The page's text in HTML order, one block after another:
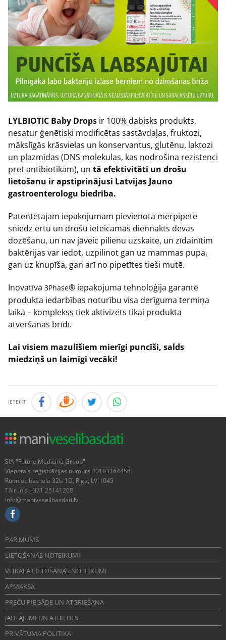
LYLBIOTIC Baby Drops ir 100% dabisks produkts,
nesatur ģenētiski modificētas sastāvdaļas, fruktozi,
mākslīgās krāsvielas un konservantus, glutēnu, laktozi
un plazmīdas (DNS molekulas, kas nodrošina rezistenci
pret antibiotikām), un tā efektivitāti un drošu
lietošanu ir apstiprinājusi Latvijas Jauno
gastroenterologu biedrība.
Patentētajam iepakojumam pievienotā mērpipete
sniedz ērtu un drošu ieteicamās diennakts devas
dozēšanu, un nav jāveic pilienu uzskaite, un zīdainītim
baktērijas var iedot, uzpilinot gan uz mammas pupa,
gan uz knupīša, gan arī no pipetītes tieši mutē.
Inovatīvā 3Phase® iepakojuma tehnoloģija garantē
produkta iedarbības noturību visa derīguma termiņa
laikā – komplekss tiek aktivizēts tikai produkta
atvēršanas brīdī.
Lai visiem mazulīšiem mierīgi puncīši, salds
miedziņš un laimīgi vecāki!
IETEIKT
SIA "Future Medicine Group"
Vienotais reģistrācijas numurs 40103164458
Rūpniecības iela 32b-1D, Rīga, LV-1045
Tālrunis +371 25141208
info@maniveselibasdati.lv
PAR MUMS
LIETOŠANAS NOTEIKUMI
VEIKALA LIETOŠANAS NOTEIKUMI
APMAKSA
PREČU PIEGĀDE UN ATGRIEŠANA
JAUTĀJUMI UN ATBILDES
PRIVĀTUMA POLITIKA